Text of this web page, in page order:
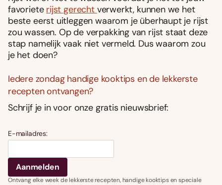
favoriete rijst gerecht verwerkt, kunnen we het
beste eerst uitleggen waarom je überhaupt je rijst
zou wassen. Op de verpakking van rijst staat deze
stap namelijk vaak niet vermeld. Dus waarom zou
je het doen?
Iedere zondag handige kooktips en de lekkerste
recepten ontvangen?
Schrijf je in voor onze gratis nieuwsbrief:
E-mailadres:
Ontvang elke week de lekkerste recepten, handige kooktips en speciale